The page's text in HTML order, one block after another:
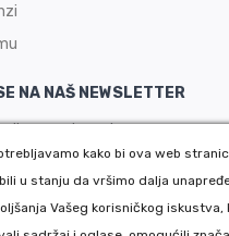
NA NAŠ NEWSLETTER
ponude prvi.
kako bi ova web
u stanju da vršimo dalja
Vašeg korisničkog iskustva,